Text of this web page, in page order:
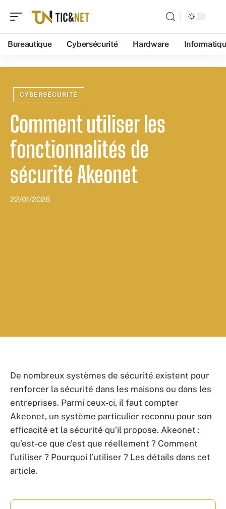
Bureautique Cybersécurité Hardware
CYBERSÉCURITÉ
Comment utiliser les
fonctionnalités de
sécurité Akeonet
22/01/2026
De nombreux systèmes de sécurité existent pour
renforcer la sécurité dans les maisons ou dans les
entreprises. Parmi ceux-ci, il faut compter
Akeonet, un système particulier reconnu pour son
efficacité et la sécurité qu’il propose. Akeonet :
qu’est-ce que c’est que réellement ? Comment
l’utiliser ? Pourquoi l’utiliser ? Les détails dans cet
article.